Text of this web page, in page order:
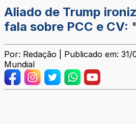
Aliado de Trump
fala sobre PCC e CV:
Por: Redação | Publicado em:
Mundial